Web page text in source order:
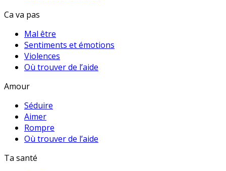
Ca va pas
Mal être
Sentiments et émotions
Violences
Où trouver de l’aide
Amour
Séduire
Aimer
Rompre
Où trouver de l’aide
Ta santé